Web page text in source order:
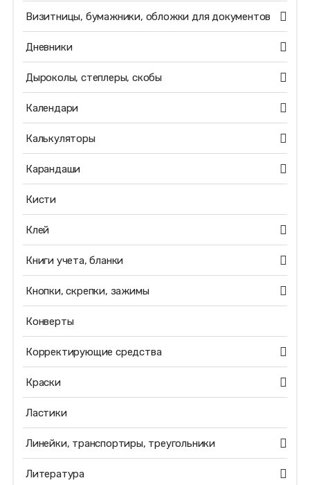
Визитницы, бумажники, обложки для документов
Дневники
Дыроколы, степлеры, скобы
Календари
Калькуляторы
Карандаши
Кисти
Клей
Книги учета, бланки
Кнопки, скрепки, зажимы
Конверты
Корректирующие средства
Краски
Ластики
Линейки, транспортиры, треугольники
Литература